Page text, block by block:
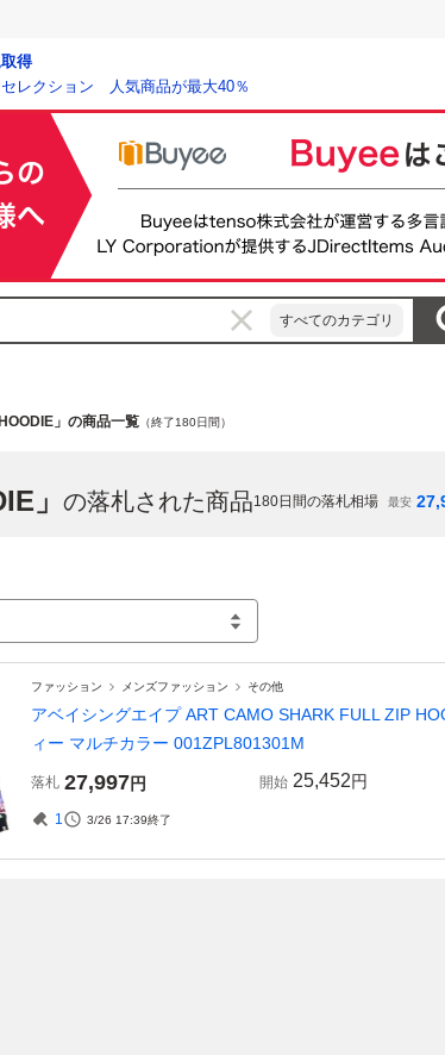
得
レクション 人気商品が最大40％
すべてのカテゴリ
」の商品一覧 （終了180日間）
」 の落札された商品180日間の落札相場 最安
ファッション メンズファッション その他
アベイシングエイプ ART CAMO SHARK FULL ZIP
ィー マルチカラー 001ZPL801301M
落札 27,997円 開始 25,452円
1 3/26 17:39終了